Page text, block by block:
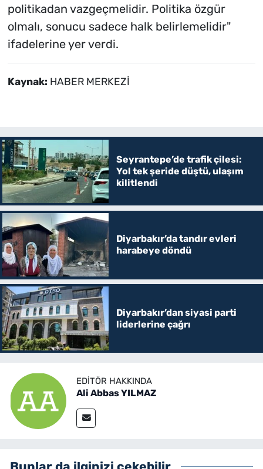
politikadan vazgeçmelidir. Politika özgür
olmalı, sonucu sadece halk belirlemelidir"
ifadelerine yer verdi.
Kaynak: HABER MERKEZİ
Seyrantepe’de trafik çilesi:
Yol tek şeride düştü, ulaşım
kilitlendi
Diyarbakır’da tandır evleri
harabeye döndü
Diyarbakır’dan siyasi parti
liderlerine çağrı
EDITÖR HAKKINDA
Ali Abbas YILMAZ